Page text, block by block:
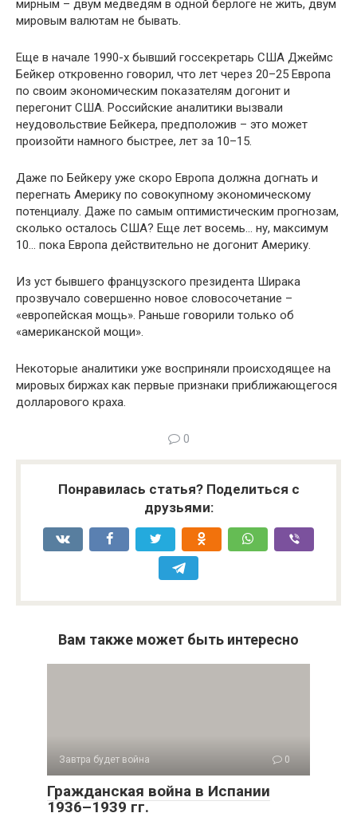
мирным – двум медведям в одной берлоге не жить, двум
мировым валютам не бывать.
Еще в начале 1990-х бывший госсекретарь США Джеймс
Бейкер откровенно говорил, что лет через 20–25 Европа
по своим экономическим показателям догонит и
перегонит США. Российские аналитики вызвали
неудовольствие Бейкера, предположив – это может
произойти намного быстрее, лет за 10–15.
Даже по Бейкеру уже скоро Европа должна догнать и
перегнать Америку по совокупному экономическому
потенциалу. Даже по самым оптимистическим прогнозам,
сколько осталось США? Еще лет восемь… ну, максимум
10… пока Европа действительно не догонит Америку.
Из уст бывшего французского президента Ширака
прозвучало совершенно новое словосочетание –
«европейская мощь». Раньше говорили только об
«американской мощи».
Некоторые аналитики уже восприняли происходящее на
мировых биржах как первые признаки приближающегося
долларового краха.
0
Понравилась статья? Поделиться с
друзьями:
Вам также может быть интересно
Завтра будет война 0
Гражданская война в Испании
1936–1939 гг.